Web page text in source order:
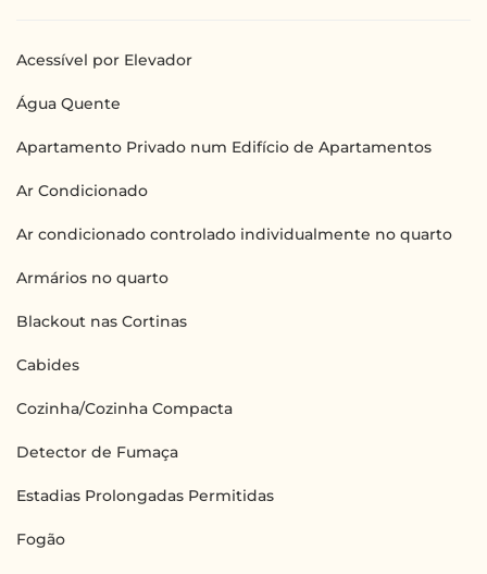
Acessível por Elevador
Água Quente
Apartamento Privado num Edifício de Apartamentos
Ar Condicionado
Ar condicionado controlado individualmente no quarto
Armários no quarto
Blackout nas Cortinas
Cabides
Cozinha/Cozinha Compacta
Detector de Fumaça
Estadias Prolongadas Permitidas
Fogão